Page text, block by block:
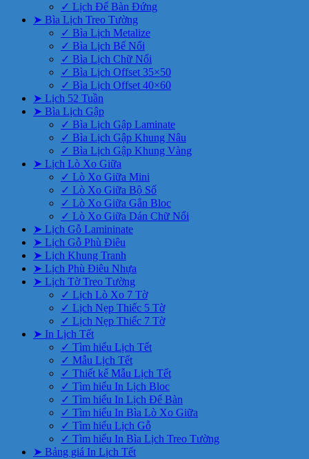
✓ Lịch Để Bàn Đứng
➤ Bìa Lịch Treo Tường
✓ Bìa Lịch Metalize
✓ Bìa Lịch Bế Nổi
✓ Bìa Lịch Chữ Nổi
✓ Bìa Lịch Offset 35×50
✓ Bìa Lịch Offset 40×60
➤ Lịch 52 Tuần
➤ Bìa Lịch Gập
✓ Bìa Lịch Gập Laminate
✓ Bìa Lịch Gập Khung Nâu
✓ Bìa Lịch Gập Khung Vàng
➤ Lịch Lò Xo Giữa
✓ Lò Xo Giữa Mini
✓ Lò Xo Giữa Bộ Số
✓ Lò Xo Giữa Gắn Bloc
✓ Lò Xo Giữa Dán Chữ Nổi
➤ Lịch Gỗ Lamininate
➤ Lịch Gỗ Phù Điêu
➤ Lịch Khung Tranh
➤ Lịch Phù Điêu Nhựa
➤ Lịch Tờ Treo Tường
✓ Lịch Lò Xo 7 Tờ
✓ Lịch Nẹp Thiếc 5 Tờ
✓ Lịch Nẹp Thiếc 7 Tờ
➤ In Lịch Tết
✓ Tìm hiểu Lịch Tết
✓ Mẫu Lịch Tết
✓ Thiết kế Mẫu Lịch Tết
✓ Tìm hiểu In Lịch Bloc
✓ Tìm hiểu In Lịch Để Bàn
✓ Tìm hiểu In Bìa Lò Xo Giữa
✓ Tìm hiểu Lịch Gỗ
✓ Tìm hiểu In Bìa Lịch Treo Tường
➤ Bảng giá In Lịch Tết